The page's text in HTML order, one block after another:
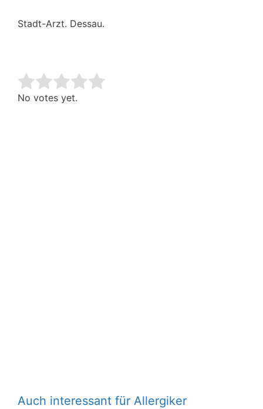
Stadt-Arzt. Dessau.
Rate this item:
No votes yet.
Auch interessant für Allergiker